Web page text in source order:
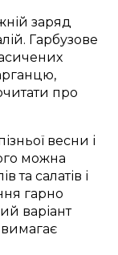
заряд
Гарбузове
про
весни і
можна
та салатів і
гарно
варіант